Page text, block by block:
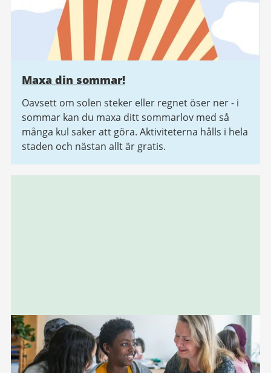
Maxa din sommar!
Oavsett om solen steker eller regnet öser ner - i
sommar kan du maxa ditt sommarlov med så
många kul saker att göra. Aktiviteterna hålls i hela
staden och nästan allt är gratis.